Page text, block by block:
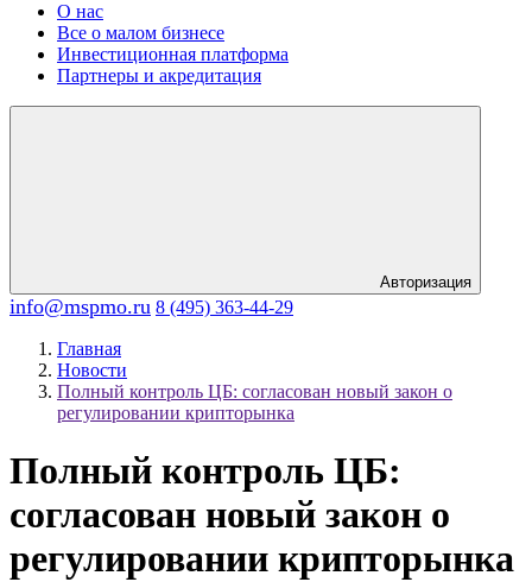
О нас
Все о малом бизнесе
Инвестиционная платформа
Партнеры и акредитация
Авторизация
info@mspmo.ru 8 (495) 363-44-29
Главная
Новости
Полный контроль ЦБ: согласован новый закон о
регулировании крипторынка
Полный контроль ЦБ:
согласован новый закон о
регулировании крипторынка